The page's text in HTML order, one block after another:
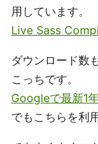
用しています。
Live Sass
ダウンロード数
こっちです。
Googleで最新1
でもこちらを利